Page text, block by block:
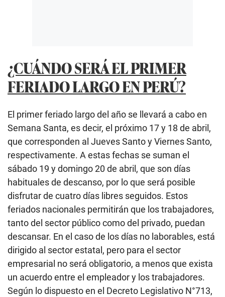
¿CUÁNDO SERÁ EL PRIMER
FERIADO LARGO EN PERÚ?
El primer feriado largo del año se llevará a cabo en
Semana Santa, es decir, el próximo 17 y 18 de abril,
que corresponden al Jueves Santo y Viernes Santo,
respectivamente. A estas fechas se suman el
sábado 19 y domingo 20 de abril, que son días
habituales de descanso, por lo que será posible
disfrutar de cuatro días libres seguidos. Estos
feriados nacionales permitirán que los trabajadores,
tanto del sector público como del privado, puedan
descansar. En el caso de los días no laborables, está
dirigido al sector estatal, pero para el sector
empresarial no será obligatorio, a menos que exista
un acuerdo entre el empleador y los trabajadores.
Según lo dispuesto en el Decreto Legislativo N°713,